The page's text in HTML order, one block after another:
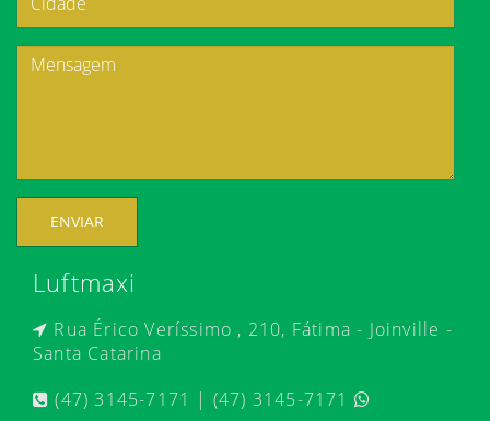
ENVIAR
Luftmaxi
Rua Érico Veríssimo , 210, Fátima - Joinville -
Santa Catarina
(47) 3145-7171 | (47) 3145-7171